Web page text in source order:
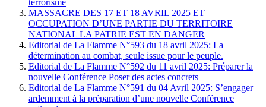
terrorisme
MASSACRE DES 17 ET 18 AVRIL 2025 ET
OCCUPATION D’UNE PARTIE DU TERRITOIRE
NATIONAL LA PATRIE EST EN DANGER
Editorial de La Flamme N°593 du 18 avril 2025: La
détermination au combat, seule issue pour le peuple.
Editorial de La Flamme N°592 du 11 avril 2025: Préparer la
nouvelle Conférence Poser des actes concrets
Editorial de La Flamme N°591 du 04 Avril 2025: S’engager
ardemment à la préparation d’une nouvelle Conférence